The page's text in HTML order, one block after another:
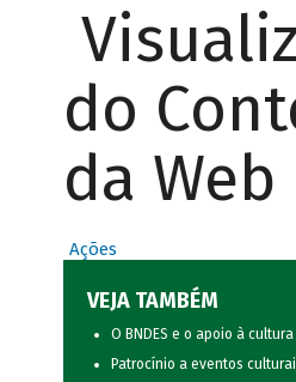
do
da Web
Ações
VEJA TAMBÉM
O BNDES e o apoio à cultura
Patrocínio a eventos